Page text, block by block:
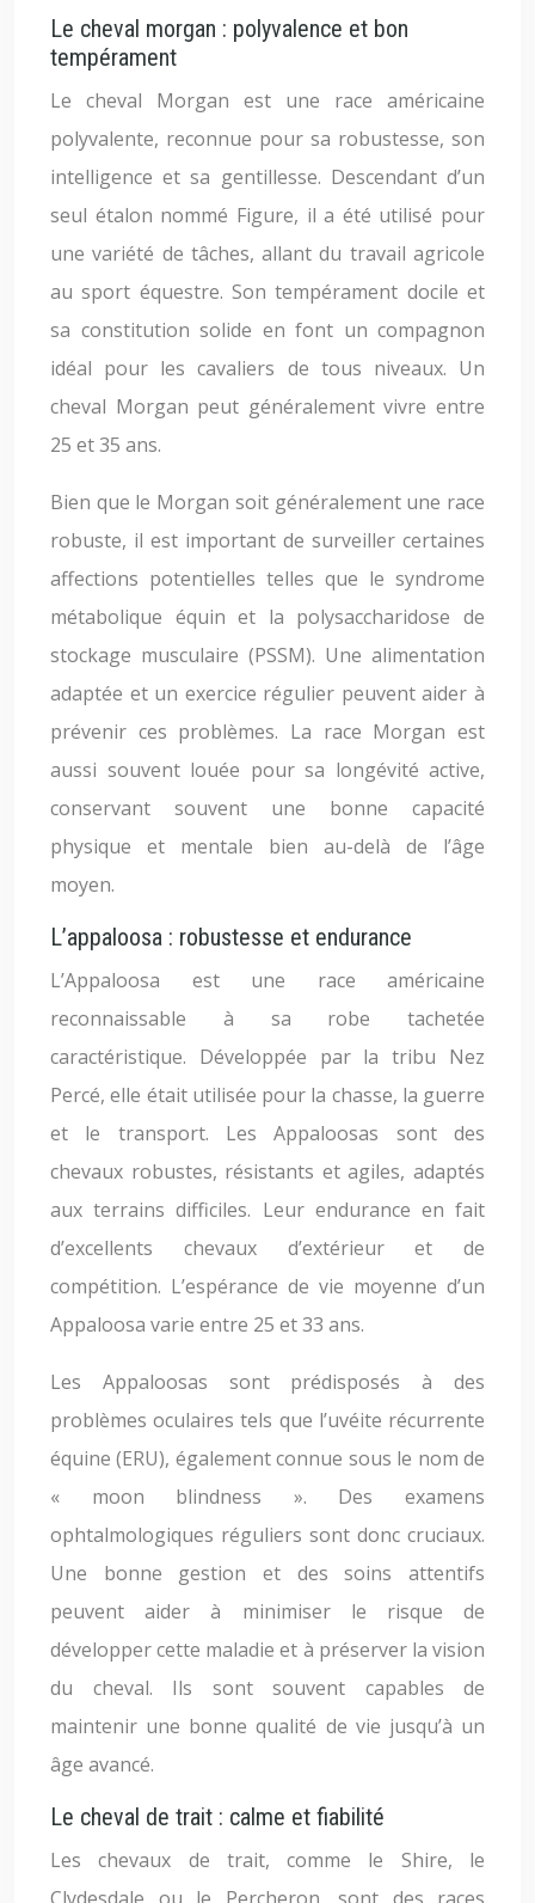
Le cheval morgan : polyvalence et bon
tempérament
Le cheval Morgan est une race américaine
polyvalente, reconnue pour sa robustesse, son
intelligence et sa gentillesse. Descendant d’un
seul étalon nommé Figure, il a été utilisé pour
une variété de tâches, allant du travail agricole
au sport équestre. Son tempérament docile et
sa constitution solide en font un compagnon
idéal pour les cavaliers de tous niveaux. Un
cheval Morgan peut généralement vivre entre
25 et 35 ans.
Bien que le Morgan soit généralement une race
robuste, il est important de surveiller certaines
affections potentielles telles que le syndrome
métabolique équin et la polysaccharidose de
stockage musculaire (PSSM). Une alimentation
adaptée et un exercice régulier peuvent aider à
prévenir ces problèmes. La race Morgan est
aussi souvent louée pour sa longévité active,
conservant souvent une bonne capacité
physique et mentale bien au-delà de l’âge
moyen.
L’appaloosa : robustesse et endurance
L’Appaloosa est une race américaine
reconnaissable à sa robe tachetée
caractéristique. Développée par la tribu Nez
Percé, elle était utilisée pour la chasse, la guerre
et le transport. Les Appaloosas sont des
chevaux robustes, résistants et agiles, adaptés
aux terrains difficiles. Leur endurance en fait
d’excellents chevaux d’extérieur et de
compétition. L’espérance de vie moyenne d’un
Appaloosa varie entre 25 et 33 ans.
Les Appaloosas sont prédisposés à des
problèmes oculaires tels que l’uvéite récurrente
équine (ERU), également connue sous le nom de
« moon blindness ». Des examens
ophtalmologiques réguliers sont donc cruciaux.
Une bonne gestion et des soins attentifs
peuvent aider à minimiser le risque de
développer cette maladie et à préserver la vision
du cheval. Ils sont souvent capables de
maintenir une bonne qualité de vie jusqu’à un
âge avancé.
Le cheval de trait : calme et fiabilité
Les chevaux de trait, comme le Shire, le